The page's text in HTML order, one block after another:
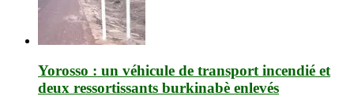
Yorosso : un véhicule de transport incendié et
deux ressortissants burkinabè enlevés